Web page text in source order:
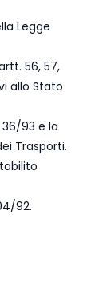
Legge
56, 57,
allo Stato
93 e la
Trasporti.
92.